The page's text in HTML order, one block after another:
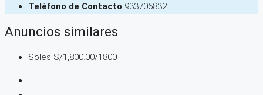
Teléfono de Contacto 933706832
Anuncios similares
Soles S/1,800.00/1800